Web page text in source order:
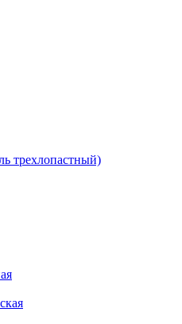
трехлопастный)